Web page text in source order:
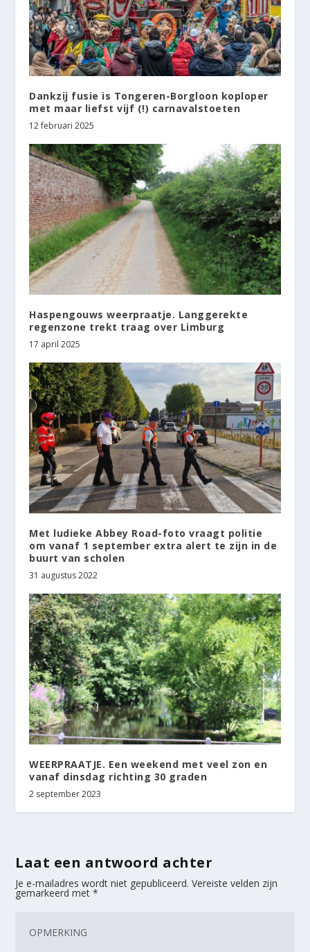
Dankzij fusie is Tongeren-Borgloon koploper
met maar liefst vijf (!) carnavalstoeten
12 februari 2025
Haspengouws weerpraatje. Langgerekte
regenzone trekt traag over Limburg
17 april 2025
Met ludieke Abbey Road-foto vraagt politie
om vanaf 1 september extra alert te zijn in de
buurt van scholen
31 augustus 2022
WEERPRAATJE. Een weekend met veel zon en
vanaf dinsdag richting 30 graden
2 september 2023
Laat een antwoord achter
Je e-mailadres wordt niet gepubliceerd. Vereiste velden zijn
gemarkeerd met*